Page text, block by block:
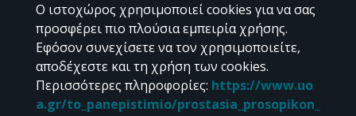
Βιβλιοθήκες Σχολών του ΕΚΠΑ
Υπολογιστικό Κέντρο Βιβλιοθηκών
Επικοινωνία / Helpdesk
Ο ιστοχώρος χρησιμοποιεί cookies για να σας
προσφέρει πιο πλούσια εμπειρία χρήσης.
Εφόσον συνεχίσετε να τον χρησιμοποιείτε,
αποδέχεστε και τη χρήση των cookies.
Περισσότερες πληροφορίες: https://www.uo
a.gr/to_panepistimio/prostasia_prosopikon_